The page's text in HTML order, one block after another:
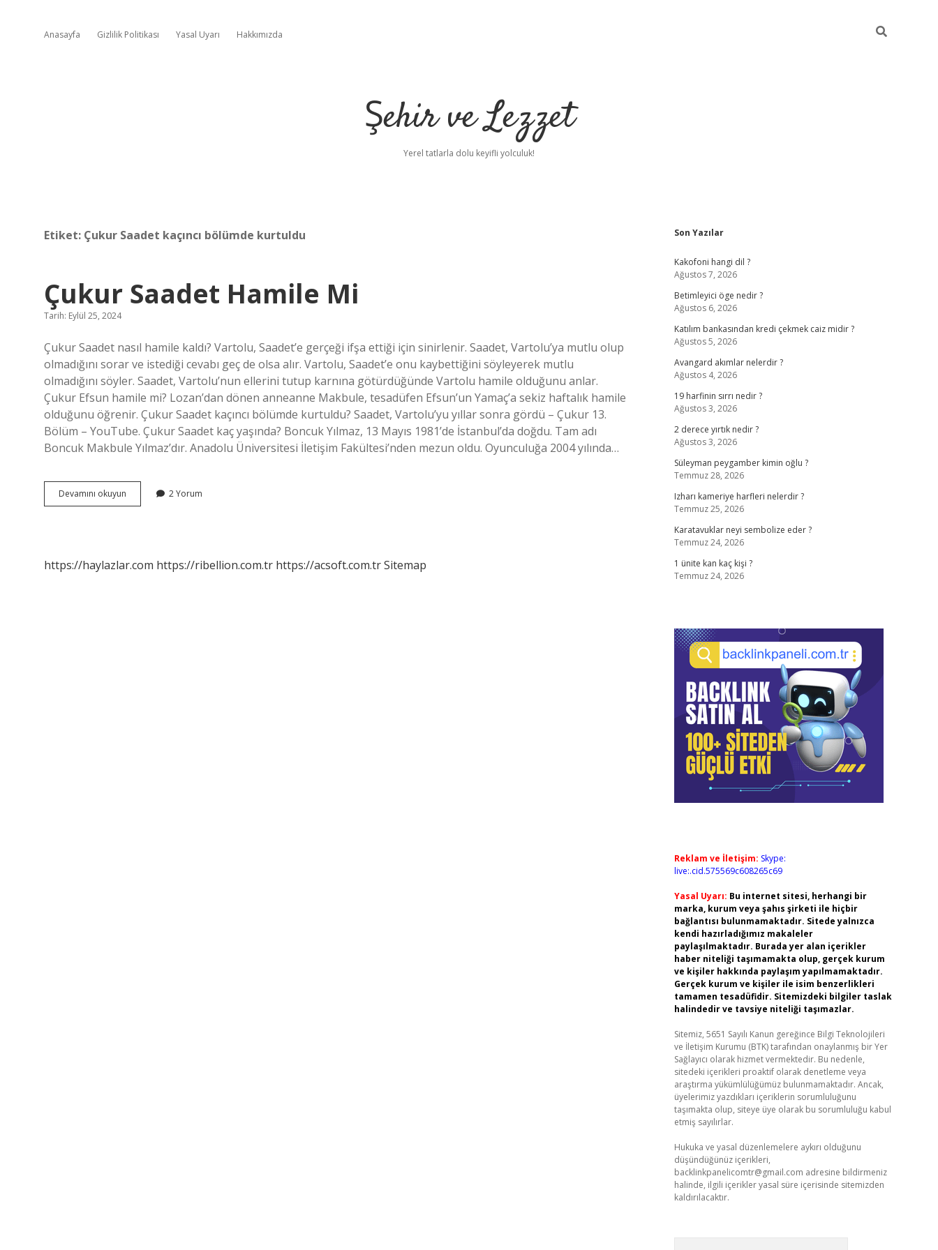
Anasayfa Gizlilik Politikası Yasal Uyarı Hakkımızda
Şehir ve Lezzet
Yerel tatlarla dolu keyifli yolculuk!
Etiket: Çukur Saadet kaçıncı bölümde kurtuldu
Çukur Saadet Hamile Mi
Tarih: Eylül 25, 2024
Çukur Saadet nasıl hamile kaldı? Vartolu, Saadet’e gerçeği ifşa ettiği için sinirlenir. Saadet, Vartolu’ya mutlu olup
olmadığını sorar ve istediği cevabı geç de olsa alır. Vartolu, Saadet’e onu kaybettiğini söyleyerek mutlu
olmadığını söyler. Saadet, Vartolu’nun ellerini tutup karnına götürdüğünde Vartolu hamile olduğunu anlar.
Çukur Efsun hamile mi? Lozan’dan dönen anneanne Makbule, tesadüfen Efsun’un Yamaç’a sekiz haftalık hamile
olduğunu öğrenir. Çukur Saadet kaçıncı bölümde kurtuldu? Saadet, Vartolu’yu yıllar sonra gördü – Çukur 13.
Bölüm – YouTube. Çukur Saadet kaç yaşında? Boncuk Yılmaz, 13 Mayıs 1981’de İstanbul’da doğdu. Tam adı
Boncuk Makbule Yılmaz’dır. Anadolu Üniversitesi İletişim Fakültesi’nden mezun oldu. Oyunculuğa 2004 yılında…
Devamını okuyun
Saadet
2 Yorum
https://haylazlar.com https://ribellion.com.tr https://acsoft.com.trSitemap
Sidebar
Son Yazılar
Kakofoni hangi dil ?
Ağustos 7, 2026
Betimleyici öge nedir ?
Ağustos 6, 2026
Katılım bankasından kredi çekmek caiz midir ?
Ağustos 5, 2026
Avangard akımlar nelerdir ?
Ağustos 4, 2026
19 harfinin sırrı nedir ?
Ağustos 3, 2026
2 derece yırtık nedir ?
Ağustos 3, 2026
Süleyman peygamber kimin oğlu ?
Temmuz 28, 2026
Izharı kameriye harfleri nelerdir ?
Temmuz 25, 2026
Karatavuklar neyi sembolize eder ?
Temmuz 24, 2026
1 ünite kan kaç kişi ?
Temmuz 24, 2026
Reklam ve İletişim: Skype:
live:.cid.575569c608265c69
Yasal Uyarı: Bu internet sitesi, herhangi bir
marka, kurum veya şahıs şirketi ile hiçbir
bağlantısı bulunmamaktadır. Sitede yalnızca
kendi hazırladığımız makaleler
paylaşılmaktadır. Burada yer alan içerikler
haber niteliği taşımamakta olup, gerçek kurum
ve kişiler hakkında paylaşım yapılmamaktadır.
Gerçek kurum ve kişiler ile isim benzerlikleri
tamamen tesadüfidir. Sitemizdeki bilgiler taslak
halindedir ve tavsiye niteliği taşımazlar.
Sitemiz, 5651 Sayılı Kanun gereğince Bilgi Teknolojileri
ve İletişim Kurumu (BTK) tarafından onaylanmış bir Yer
Sağlayıcı olarak hizmet vermektedir. Bu nedenle,
sitedeki içerikleri proaktif olarak denetleme veya
araştırma yükümlülüğümüz bulunmamaktadır. Ancak,
üyelerimiz yazdıkları içeriklerin sorumluluğunu
taşımakta olup, siteye üye olarak bu sorumluluğu kabul
etmiş sayılırlar.
Hukuka ve yasal düzenlemelere aykırı olduğunu
düşündüğünüz içerikleri,
backlinkpanelicomtr@gmail.com adresine bildirmeniz
halinde, ilgili içerikler yasal süre içerisinde sitemizden
kaldırılacaktır.